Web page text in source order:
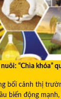
“Chìa khóa”
bối cảnh thị
biến động mạnh,